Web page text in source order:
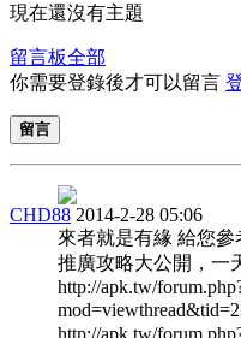
現在還沒有主題
留言板全部
你需要登錄後才可以留言
留言
CHD88 2014-2-28 05:06
來者就是有緣 給您
推廣攻略大公開，一
http://apk.tw/
http://apk.tw/